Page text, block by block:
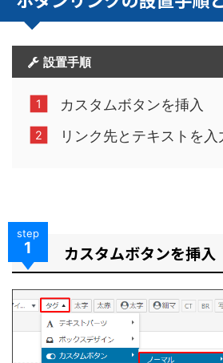
設置手順
カスタムボタンを挿入
リンク先とテキストを入
step
1 カスタムボタンを挿入